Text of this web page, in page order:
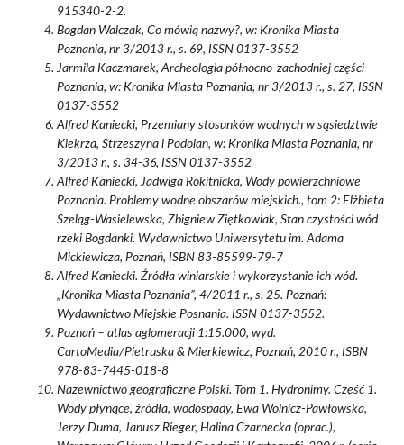
915340-2-2.
Bogdan Walczak, Co mówią nazwy?, w: Kronika Miasta
Poznania, nr 3/2013 r., s. 69, ISSN 0137-3552
Jarmila Kaczmarek, Archeologia północno-zachodniej części
Poznania, w: Kronika Miasta Poznania, nr 3/2013 r., s. 27, ISSN
0137-3552
Alfred Kaniecki, Przemiany stosunków wodnych w sąsiedztwie
Kiekrza, Strzeszyna i Podolan, w: Kronika Miasta Poznania, nr
3/2013 r., s. 34-36, ISSN 0137-3552
Alfred Kaniecki, Jadwiga Rokitnicka, Wody powierzchniowe
Poznania. Problemy wodne obszarów miejskich., tom 2: Elżbieta
Szeląg-Wasielewska, Zbigniew Ziętkowiak, Stan czystości wód
rzeki Bogdanki. Wydawnictwo Uniwersytetu im. Adama
Mickiewicza, Poznań, ISBN 83-85599-79-7
Alfred Kaniecki. Źródła winiarskie i wykorzystanie ich wód.
„Kronika Miasta Poznania”, 4/2011 r., s. 25. Poznań:
Wydawnictwo Miejskie Posnania. ISSN 0137-3552.
Poznań – atlas aglomeracji 1:15.000, wyd.
CartoMedia/Pietruska & Mierkiewicz, Poznań, 2010 r., ISBN
978-83-7445-018-8
Nazewnictwo geograficzne Polski. Tom 1. Hydronimy. Część 1.
Wody płynące, źródła, wodospady, Ewa Wolnicz-Pawłowska,
Jerzy Duma, Janusz Rieger, Halina Czarnecka (oprac.),